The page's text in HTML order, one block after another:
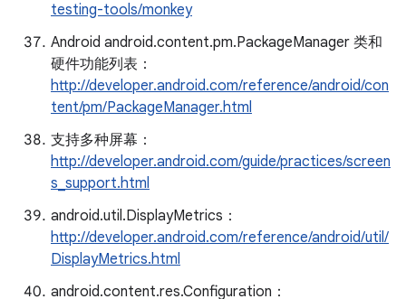
testing-tools/monkey
Android android.content.pm.PackageManager 类和
硬件功能列表：
http://developer.android.com/reference/android/con
tent/pm/PackageManager.html
支持多种屏幕：
http://developer.android.com/guide/practices/screen
s_support.html
android.util.DisplayMetrics：
http://developer.android.com/reference/android/util/
DisplayMetrics.html
android.content.res.Configuration：